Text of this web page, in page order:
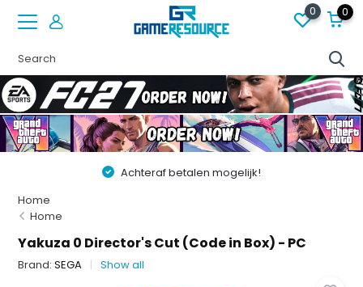
0 0
Achteraf betalen mogelijk!
Home
Home
Yakuza 0 Director's Cut (Code in Box) - PC
Brand:SEGA Show all